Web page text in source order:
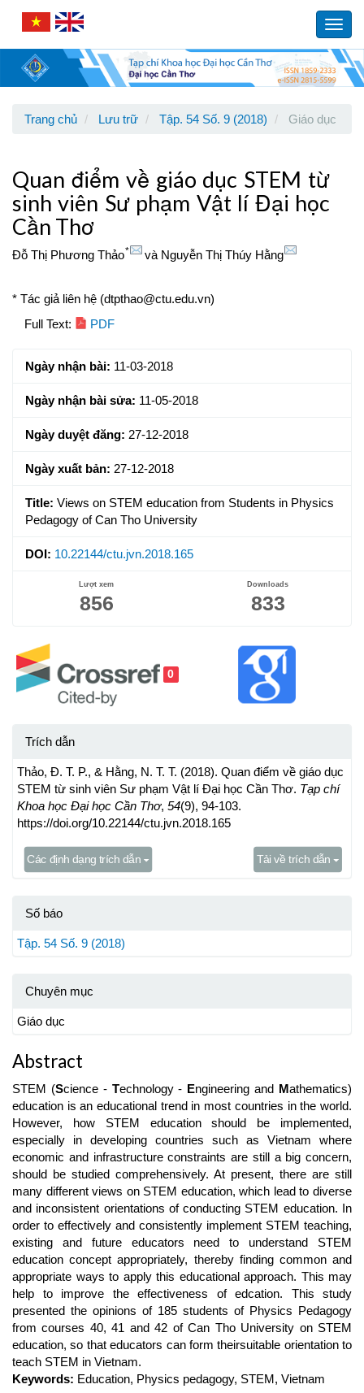
Navigation
Content
Sidebar
Trang chủ Lưu trữ Tập. 54 Số. 9 (2018) Giáo dục
Quan điểm về giáo dục STEM từ
sinh viên Sư phạm Vật lí Đại học
Cần Thơ
Đỗ Thị Phương Thảo* và Nguyễn Thị Thúy Hằng
* Tác giả liên hệ (dtpthao@ctu.edu.vn)
Article
Full Text: PDF
Ngày nhận bài: 11-03-2018
Ngày nhận bài sửa: 11-05-2018
Ngày duyệt đăng: 27-12-2018
Ngày xuất bản: 27-12-2018
Title: Views on STEM education from Students in Physics
Pedagogy of Can Tho University
DOI: 10.22144/ctu.jvn.2018.165
Lượt xem
856
Downloads
833
0
Trích dẫn
Thảo, Đ. T. P., & Hằng, N. T. T. (2018). Quan điểm về giáo dục
STEM từ sinh viên Sư phạm Vật lí Đại học Cần Thơ. Tạp chí
Khoa học Đại học Cần Thơ, 54(9), 94-103.
https://doi.org/10.22144/ctu.jvn.2018.165
Các định dạng trích dẫn Tải về trích dẫn
Số báo
Tập. 54 Số. 9 (2018)
Chuyên mục
Giáo dục
Abstract
STEM (Science - Technology - Engineering and Mathematics)
education is an educational trend in most countries in the world.
However, how STEM education should be implemented,
especially in developing countries such as Vietnam where
economic and infrastructure constraints are still a big concern,
should be studied comprehensively. At present, there are still
many different views on STEM education, which lead to diverse
and inconsistent orientations of conducting STEM education. In
order to effectively and consistently implement STEM teaching,
existing and future educators need to understand STEM
education concept appropriately, thereby finding common and
appropriate ways to apply this educational approach. This may
help to improve the effectiveness of edcation. This study
presented the opinions of 185 students of Physics Pedagogy
from courses 40, 41 and 42 of Can Tho University on STEM
education, so that educators can form theirsuitable orientation to
teach STEM in Vietnam.
Keywords: Education, Physics pedagogy, STEM, Vietnam